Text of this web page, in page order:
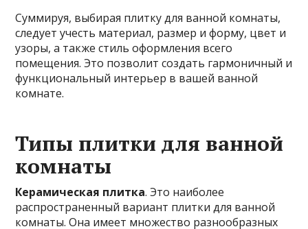
Суммируя, выбирая плитку для ванной комнаты,
следует учесть материал, размер и форму, цвет и
узоры, а также стиль оформления всего
помещения. Это позволит создать гармоничный и
функциональный интерьер в вашей ванной
комнате.
Типы плитки для ванной
комнаты
Керамическая плитка. Это наиболее
распространенный вариант плитки для ванной
комнаты. Она имеет множество разнообразных